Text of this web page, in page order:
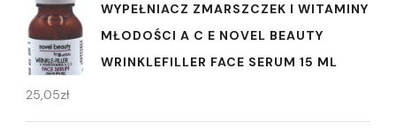
WYPEŁNIACZ ZMARSZCZEK I WITAMINY
MŁODOŚCI A C E NOVEL BEAUTY
WRINKLEFILLER FACE SERUM 15 ML
25,05zł